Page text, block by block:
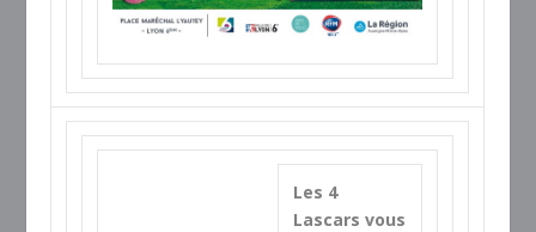
Les 4
Lascars vous